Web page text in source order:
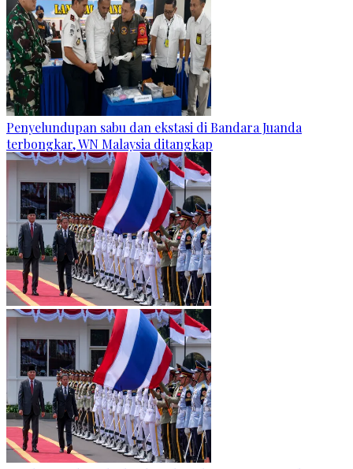
Penyelundupan sabu dan ekstasi di Bandara Juanda
terbongkar, WN Malaysia ditangkap